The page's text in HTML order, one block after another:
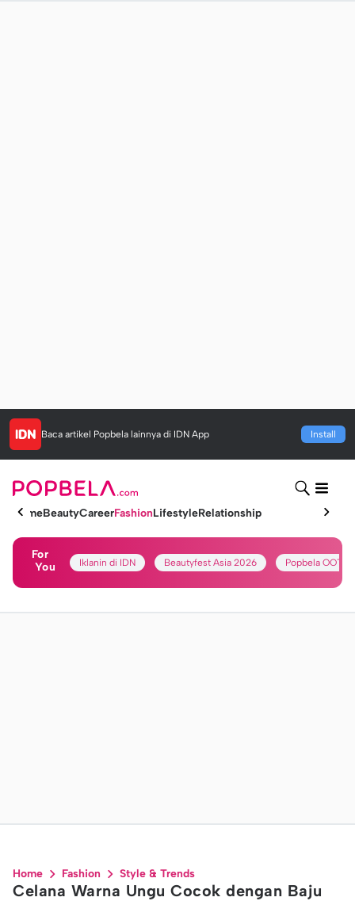
Baca artikel Popbela lainnya di IDN App Install
HomeBeautyCareerFashionLifestyleRelationship
For
You
Iklanin di IDN Beautyfest Asia 2026 Popbela OOTD
Home Fashion Style & Trends
Celana Warna Ungu Cocok dengan Baju